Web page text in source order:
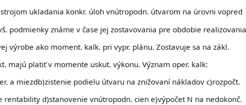
ukladania konkr. úloh vnútropodn. útvarom na úrovni vopred
podmienky známe v čase jej zostavovania pre obdobie
výrobe ako moment. kalk. pri vypr. plánu. Zostavuje sa na zákl.
majú platiť v momente uskut. výkonu. Význam oper. kalk:
a miezdb)zistenie podielu útvaru na znižovaní nákladov c)rozpočt.
rentability d)stanovenie vnútropodn. cien e)výpočet N na nedokonč.